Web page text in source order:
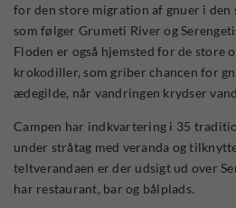
for den store migration af gnuer i
som følger Grumeti River og
Floden er også hjemsted for de store
krokodiller, som griber chancen for
ædegilde, når vandringen krydser
Campen har indkvartering i 35
under stråtag med veranda og
teltverandaen er der udsigt ud over
har restaurant, bar og bålplads.